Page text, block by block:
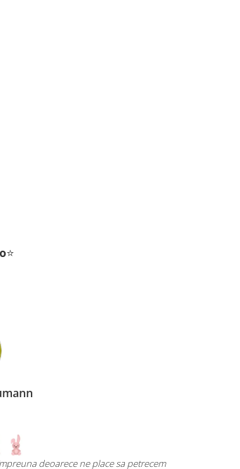
⭐
ne place sa petrecem
Un joc atât de interesant